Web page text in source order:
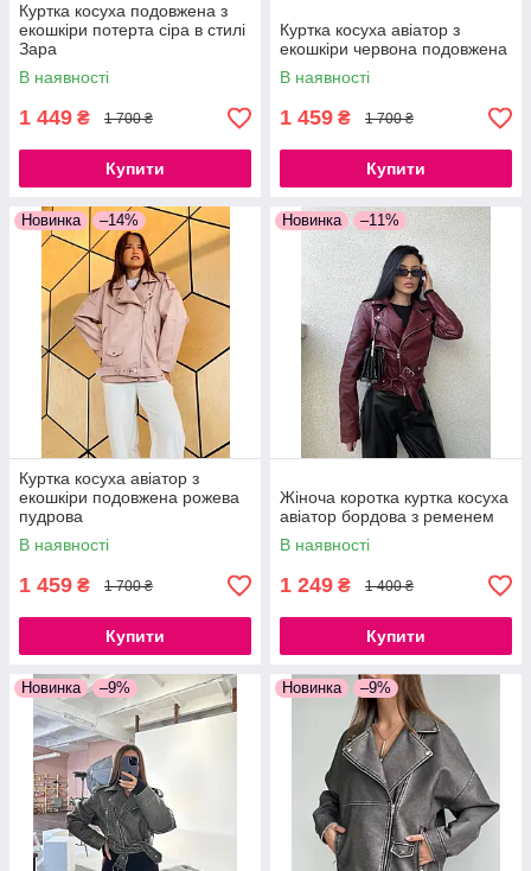
Куртка косуха подовжена з
екошкіри потерта сіра в стилі
Зара
В наявності
1 449 ₴ 1 700 ₴
Купити
Куртка косуха авіатор з
екошкіри червона подовжена
В наявності
1 459 ₴ 1 700 ₴
Купити
Новинка –14%
Куртка косуха авіатор з
екошкіри подовжена рожева
пудрова
В наявності
1 459 ₴ 1 700 ₴
Купити
Новинка –11%
Жіноча коротка куртка косуха
авіатор бордова з ременем
В наявності
1 249 ₴ 1 400 ₴
Купити
Новинка –9% Новинка –9%